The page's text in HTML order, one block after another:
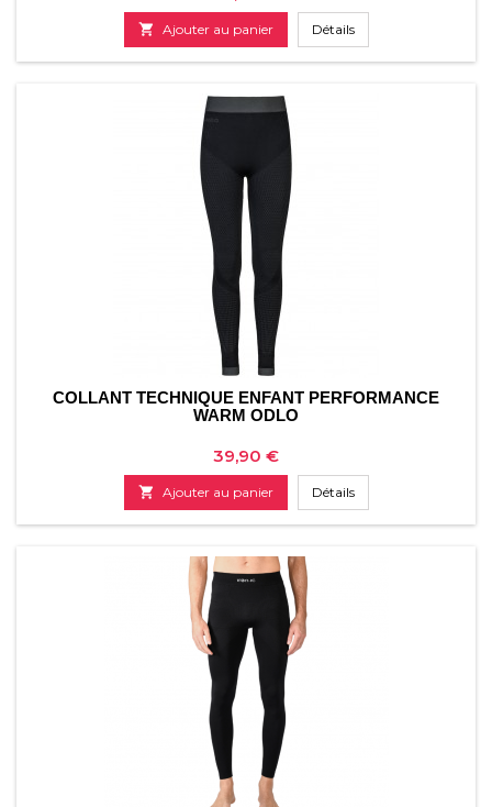
 Ajouter au panier Détails
COLLANT TECHNIQUE ENFANT PERFORMANCE
WARM ODLO
Prix
39,90 €
 Ajouter au panier Détails